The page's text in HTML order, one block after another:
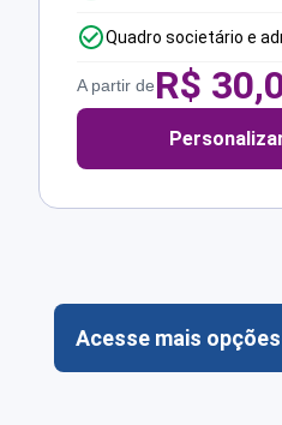
Quadro societário e
A partir deR$
Acesse mais